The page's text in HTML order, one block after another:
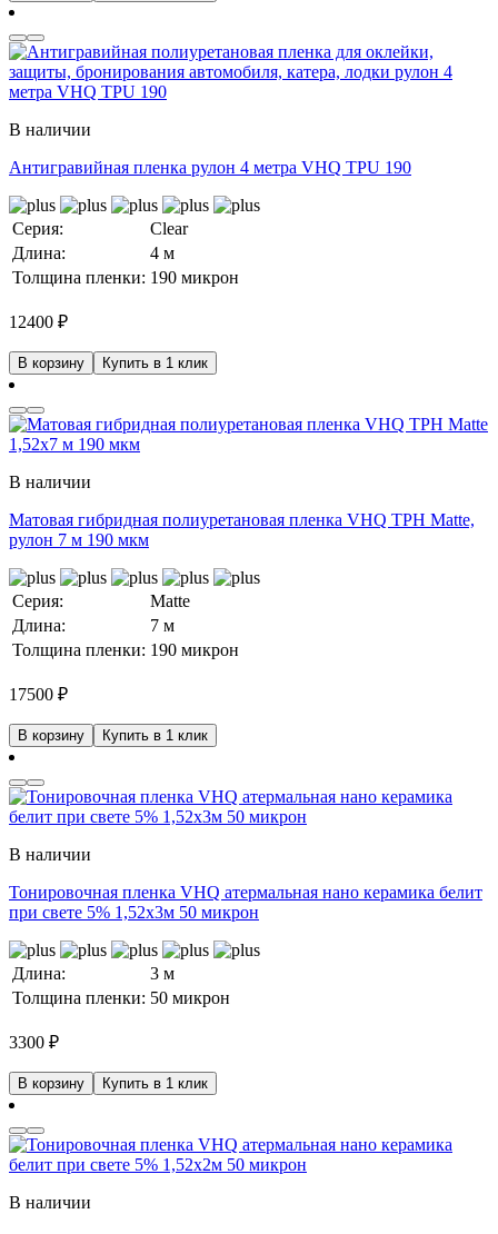
В наличии
Антигравийная пленка рулон 4 метра VHQ TPU 190
Серия:
Clear
Длина:
4 м
Толщина пленки: 190 микрон
12400 ₽
В корзину Купить в 1 клик
В наличии
Матовая гибридная полиуретановая пленка VHQ TPH Matte,
рулон 7 м 190 мкм
Серия:
Matte
Длина:
7 м
Толщина пленки: 190 микрон
17500 ₽
В корзину Купить в 1 клик
В наличии
Тонировочная пленка VHQ атермальная нано керамика белит
при свете 5% 1,52x3м 50 микрон
Длина:
3 м
Толщина пленки: 50 микрон
3300 ₽
В корзину Купить в 1 клик
В наличии